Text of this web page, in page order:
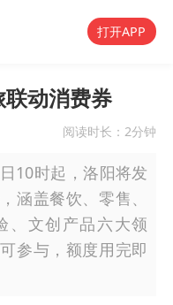
打开APP
动消费券
阅读时长： 2分钟
10时起，洛阳将发
涵盖餐饮、零售、
、文创产品六大领
参与，额度用完即